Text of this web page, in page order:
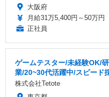
大阪府
月給31万5,400円～50万円
正社員
ゲームテスター/未経験OK/
業/20~30代活躍中/スピード
株式会社Tetote